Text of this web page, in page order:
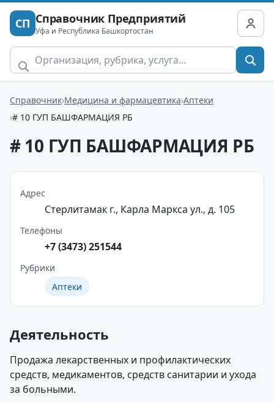
СП Справочник Предприятий
Уфа и Республика Башкортостан
Справочник Медицина и фармацевтика Аптеки
# 10 ГУП БАШФАРМАЦИЯ РБ
# 10 ГУП БАШФАРМАЦИЯ РБ
Адрес
Стерлитамак г., Карла Маркса ул., д. 105
Телефоны
+7 (3473) 251544
Рубрики
Аптеки
Деятельность
Продажа лекарственных и профилактических
средств, медикаментов, средств санитарии и ухода
за больными.